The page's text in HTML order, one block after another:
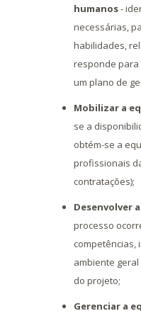
humanos-
necessárias,
habilidades,
responde para
um plano de
Mobilizar a
se a
obtém-se a
profissionais
contratações);
Desenvolver
processo
competências,
ambiente
do projeto;
Gerenciar a